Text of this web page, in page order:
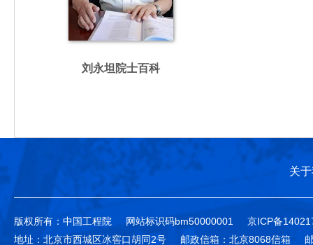
刘永坦院士百科
关
版权所有：中国工程院 网站标识码bm50000001
京ICP备
地址：北京市西城区冰窖口胡同2号
邮政信箱：北京8068信箱